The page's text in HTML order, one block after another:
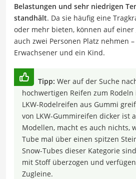
Belastungen und sehr niedrigen
standhält. Da sie häufig eine
oder mehr bieten, können auf einer
auch zwei Personen Platz nehmen
Erwachsener und ein Kind.
Tipp: Wer auf der Suche
hochwertigen Reifen zum
LKW-Rodelreifen aus Gummi
von LKW-Gummireifen dicker ist
Modellen, macht es auch nichts,
Tube mal über einen spitzen
Snow-Tubes dieser Kategorie
mit Stoff überzogen und
Zugleine.